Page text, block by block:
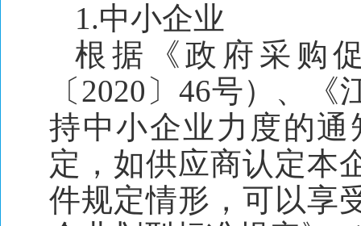
1.中小企业
根据《政府采购
〔2020〕46号）、
持中小企业力度的通
定，如供应商认定本
件规定情形，可以享